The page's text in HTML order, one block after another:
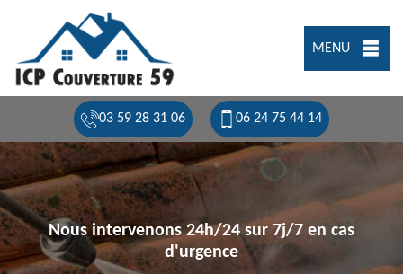
MENU
03 59 28 31 06 06 24 75 44 14
Nous intervenons 24h/24 sur 7j/7 en cas
d'urgence